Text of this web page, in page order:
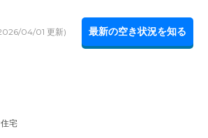
04/01 更新) 最新の空き状況を知る
宅